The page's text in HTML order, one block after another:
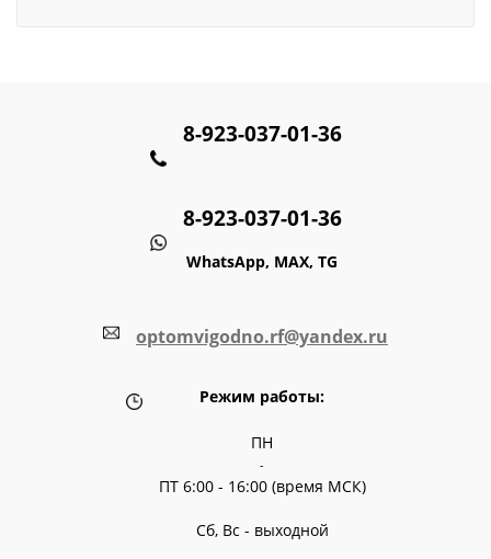
8-923-037-01-36
8-923-037-01-36
WhatsApp, MAX, TG
optomvigodno.rf@yandex.ru
Режим работы:
ПН
-
ПТ 6:00 - 16:00 (время МСК)
Сб, Вс - выходной